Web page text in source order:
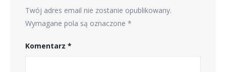
Twój adres email nie zostanie opublikowany.
Wymagane pola są oznaczone *
Komentarz *